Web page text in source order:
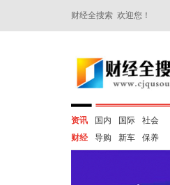
财经全搜索 欢迎您！
资讯 国内 国际
社会
财经
导购 新车 保养